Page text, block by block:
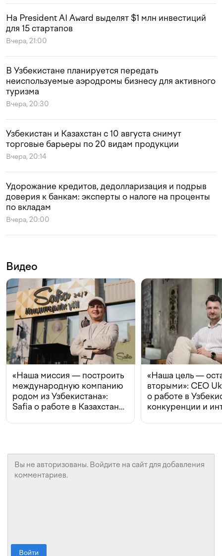
На President AI Award выделят $1 млн инвестиций
для 15 стартапов
Вчера, 21:00
В Узбекистане планируется передать
неиспользуемые аэродромы бизнесу для активного
туризма
Вчера, 20:30
Узбекистан и Казахстан с 10 августа снимут
торговые барьеры по 20 видам продукции
Вчера, 20:14
Удорожание кредитов, дедолларизация и подрыв
доверия к банкам: эксперты о налоге на проценты
по вкладам
Вчера, 20:00
Видео
«Наша миссия — построить
международную компанию
родом из Узбекистана»:
Safia о работе в Казахстане,
«Наша цель —
вторыми»: CEO
о работе в
конкуренции и
Войти